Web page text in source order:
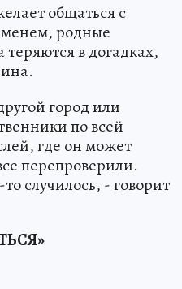
общаться с
родные
в догадках,
город или
по всей
где он может
перепроверили.
случилось, - говорит